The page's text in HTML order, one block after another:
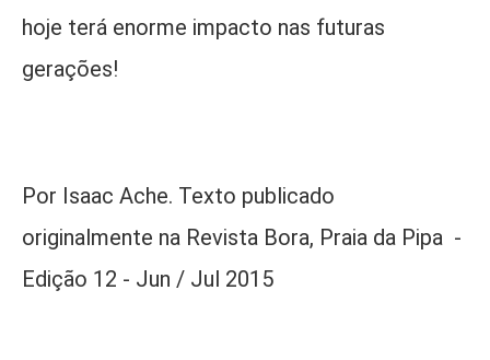
hoje terá enorme impacto nas futuras
gerações!
Por Isaac Ache. Texto publicado
originalmente na Revista Bora, Praia da Pipa -
Edição 12 - Jun / Jul 2015